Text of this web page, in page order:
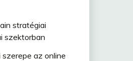
stratégiai
szektorban
az online